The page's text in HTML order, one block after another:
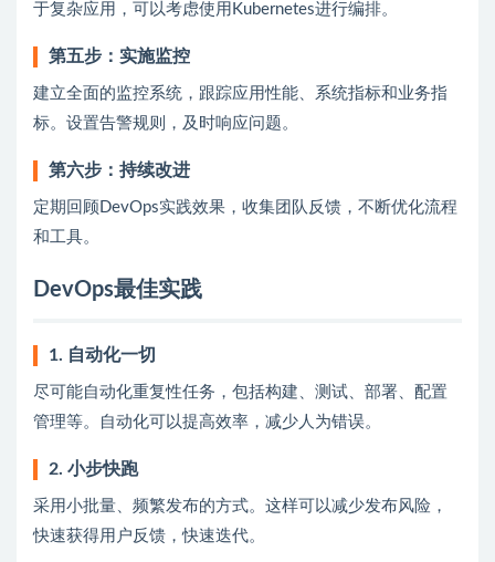
于复杂应用，可以考虑使用Kubernetes进行编排。
第五步：实施监控
建立全面的监控系统，跟踪应用性能、系统指标和业务指
标。设置告警规则，及时响应问题。
第六步：持续改进
定期回顾DevOps实践效果，收集团队反馈，不断优化流程
和工具。
DevOps最佳实践
1. 自动化一切
尽可能自动化重复性任务，包括构建、测试、部署、配置
管理等。自动化可以提高效率，减少人为错误。
2. 小步快跑
采用小批量、频繁发布的方式。这样可以减少发布风险，
快速获得用户反馈，快速迭代。